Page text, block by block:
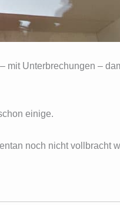
mit Unterbrechungen –
einige.
noch nicht vollbracht